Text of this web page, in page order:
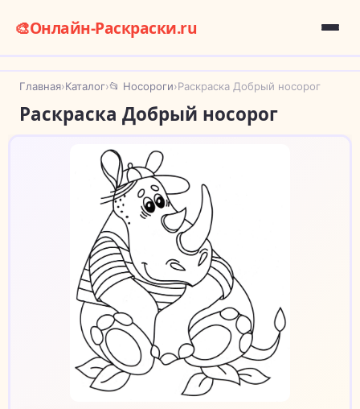
🎨Онлайн-Раскраски.ru
Главная›Каталог›📂 Носороги›Раскраска Добрый носорог
Раскраска Добрый носорог